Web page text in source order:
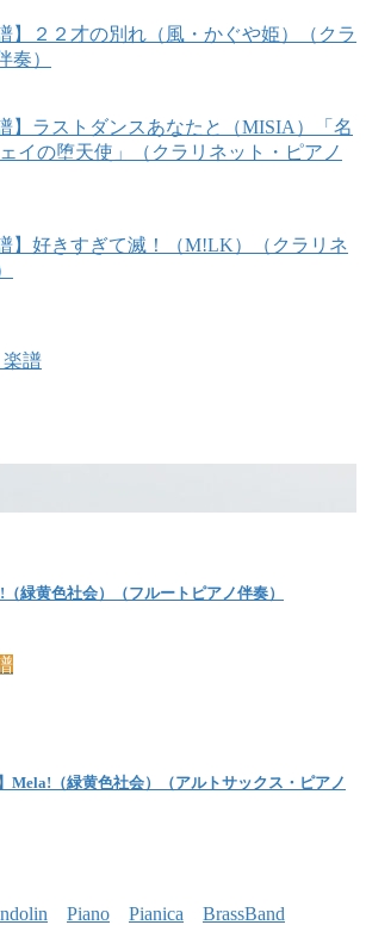
】２２才の別れ（風・かぐや姫）（クラ
奏）
】ラストダンスあなたと（MISIA）「名
イの堕天使」（クラリネット・ピアノ
】好きすぎて滅！（M!LK）（クラリネ
楽譜
緑黄色社会）（フルートピアノ伴奏）
Mela!（緑黄色社会）（アルトサックス・ピアノ
Piano Pianica
BrassBand